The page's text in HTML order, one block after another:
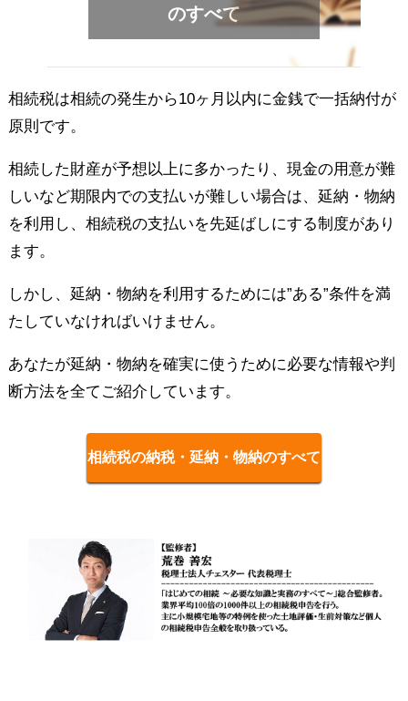
のすべて
相続税は相続の発生から10ヶ月以内に金銭で一括納付が
原則です。
相続した財産が予想以上に多かったり、現金の用意が難
しいなど期限内での支払いが難しい場合は、延納・物納
を利用し、相続税の支払いを先延ばしにする制度があり
ます。
しかし、延納・物納を利用するためには”ある”条件を満
たしていなければいけません。
あなたが延納・物納を確実に使うために必要な情報や判
断方法を全てご紹介しています。
相続税の納税・延納・物納のすべて